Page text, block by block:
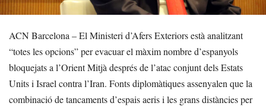
ACN Barcelona – El Ministeri d’Afers Exteriors està analitzant
“totes les opcions” per evacuar el màxim nombre d’espanyols
bloquejats a l’Orient Mitjà després de l’atac conjunt dels Estats
Units i Israel contra l’Iran. Fonts diplomàtiques assenyalen que la
combinació de tancaments d’espais aeris i les grans distàncies per